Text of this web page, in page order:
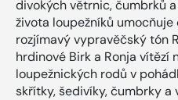
divokých větrnic, čumbrků
života loupežníků
rozjímavý vypravěčský tón
hrdinové Birk a Ronja vítězí
loupežnických rodů v
skřítky, šedivíky, čumbrky a